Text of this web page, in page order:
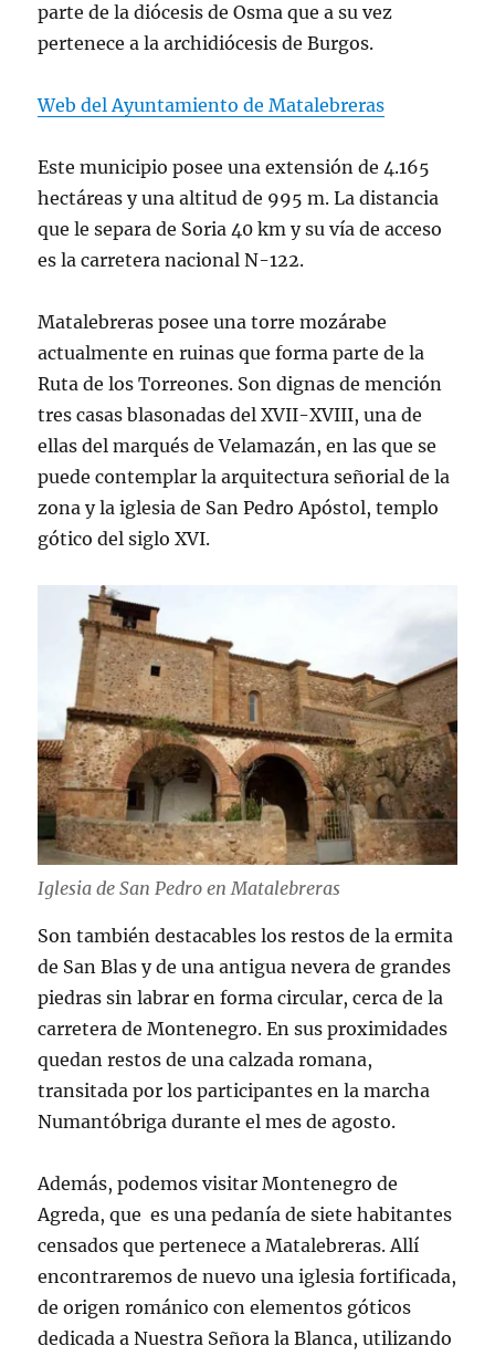
parte de la diócesis de Osma que a su vez
pertenece a la archidiócesis de Burgos.
Web del Ayuntamiento de Matalebreras
Este municipio posee una extensión de 4.165
hectáreas y una altitud de 995 m. La distancia
que le separa de Soria 40 km y su vía de acceso
es la carretera nacional N-122.
Matalebreras posee una torre mozárabe
actualmente en ruinas que forma parte de la
Ruta de los Torreones. Son dignas de mención
tres casas blasonadas del XVII-XVIII, una de
ellas del marqués de Velamazán, en las que se
puede contemplar la arquitectura señorial de la
zona y la iglesia de San Pedro Apóstol, templo
gótico del siglo XVI.
Iglesia de San Pedro en Matalebreras
Son también destacables los restos de la ermita
de San Blas y de una antigua nevera de grandes
piedras sin labrar en forma circular, cerca de la
carretera de Montenegro. En sus proximidades
quedan restos de una calzada romana,
transitada por los participantes en la marcha
Numantóbriga durante el mes de agosto.
Además, podemos visitar Montenegro de
Agreda, que es una pedanía de siete habitantes
censados que pertenece a Matalebreras. Allí
encontraremos de nuevo una iglesia fortificada,
de origen románico con elementos góticos
dedicada a Nuestra Señora la Blanca, utilizando